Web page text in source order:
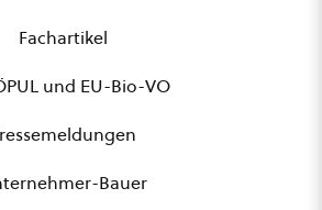
Fachartikel
und EU-Bio-VO
Bauer